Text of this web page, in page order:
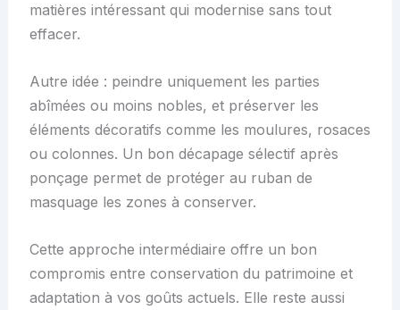
matières intéressant qui modernise sans tout
effacer.
Autre idée : peindre uniquement les parties
abîmées ou moins nobles, et préserver les
éléments décoratifs comme les moulures, rosaces
ou colonnes. Un bon décapage sélectif après
ponçage permet de protéger au ruban de
masquage les zones à conserver.
Cette approche intermédiaire offre un bon
compromis entre conservation du patrimoine et
adaptation à vos goûts actuels. Elle reste aussi